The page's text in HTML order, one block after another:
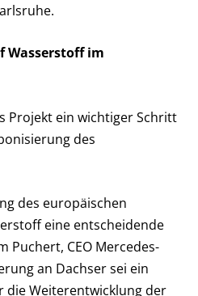
Wasserstoff im
Projekt ein wichtiger Schritt
des
des europäischen
eine entscheidende
Puchert, CEO Mercedes-
an Dachser sei ein
die Weiterentwicklung der